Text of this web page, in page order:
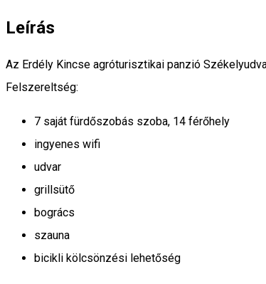
Leírás
Az Erdély Kincse agróturisztikai panzió
Felszereltség:
7 saját fürdőszobás szoba, 14 férőhely
ingyenes wifi
udvar
grillsütő
bogrács
szauna
bicikli kölcsönzési lehetőség